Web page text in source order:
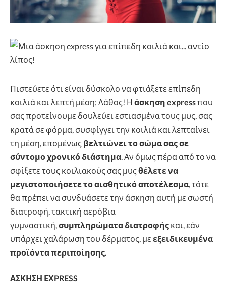
Πιστεύετε ότι είναι δύσκολο να φτιάξετε επίπεδη
κοιλιά και λεπτή μέση; Λάθος! Η άσκηση expressπου
σας προτείνουμε δουλεύει εστιασμένα τους μυς, σας
κρατά σε φόρμα, συσφίγγει την κοιλιά και λεπταίνει
τη μέση, επομένως βελτιώνει το σώμα σας σε
σύντομο χρονικό διάστημα . Αν όμως πέρα από το να
σφίξετε τους κοιλιακούς σας μυςθέλετε να
μεγιστοποιήσετε το αισθητικό αποτέλεσμα , τότε
θα πρέπει να συνδυάσετε την άσκηση αυτή με σωστή
διατροφή, τακτική αερόβια
γυμναστική, συμπληρώματα διατροφής και, εάν
υπάρχει χαλάρωση του δέρματος, με εξειδικευμένα
προϊόντα περιποίησης.
ΑΣΚΗΣΗ ΕΧPRESS